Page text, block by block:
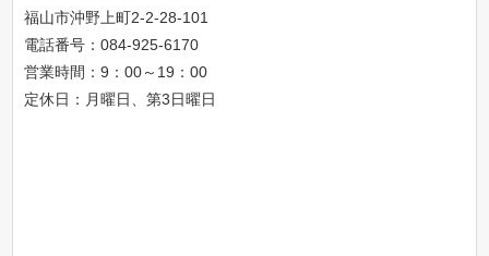
福山市沖野上町2-2-28-101
電話番号：084-925-6170
営業時間：9：00～19：00
定休日：月曜日、第3日曜日